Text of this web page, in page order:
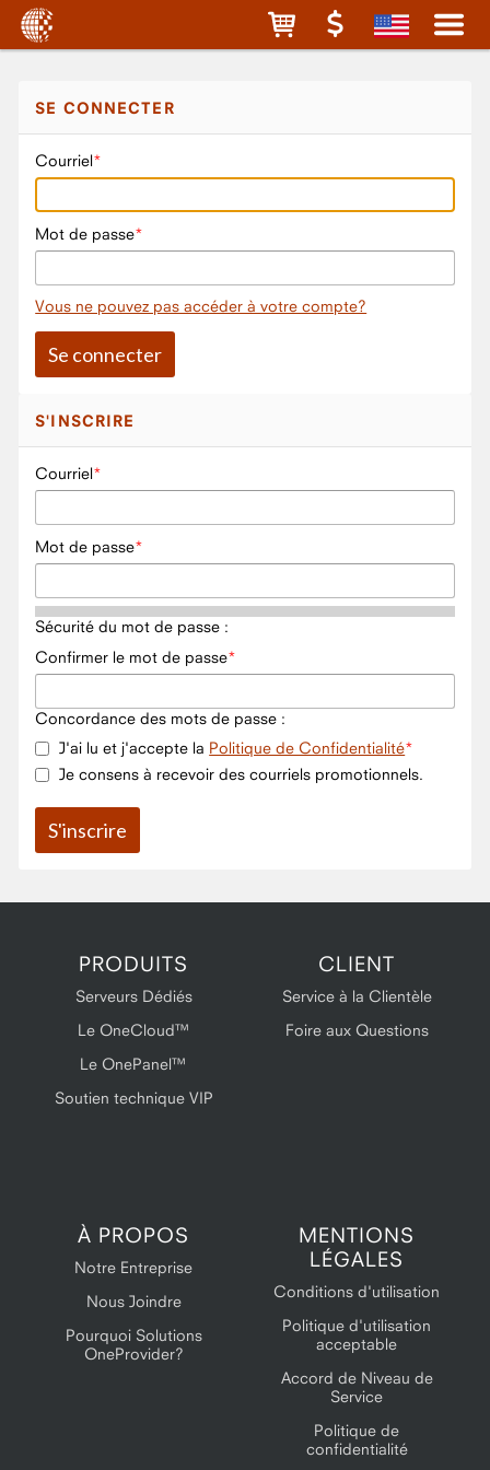
SE CONNECTER
Courriel
Mot de passe
Vous ne pouvez pas accéder à votre compte?
S'INSCRIRE
Courriel
Mot de passe
Sécurité du mot de passe :
Confirmer le mot de passe
Concordance des mots de passe :
J'ai lu et j'accepte la Politique de Confidentialité
Je consens à recevoir des courriels promotionnels.
PRODUITS
Serveurs Dédiés
Le OneCloud™
Le OnePanel™
Soutien technique VIP
CLIENT
Service à la Clientèle
Foire aux Questions
À PROPOS
Notre Entreprise
Nous Joindre
Pourquoi Solutions
OneProvider?
MENTIONS
LÉGALES
Conditions d'utilisation
Politique d'utilisation
acceptable
Accord de Niveau de
Service
Politique de
confidentialité